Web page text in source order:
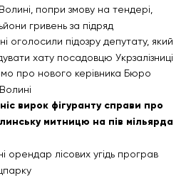
попри змову на тендері,
гривень за підряд
оголосили підозру депутату, який
хату посадовцю Укрзалізниці
про нового керівника Бюро
вирок фігуранту справи про
митницю на пів мільярда
орендар лісових угідь програв